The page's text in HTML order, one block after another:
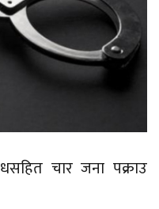
चार जना पक्राउ